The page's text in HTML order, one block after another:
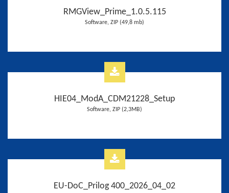
RMGView_Prime_1.0.5.115
Software, ZIP (49,8 mb)
HIE04_ModA_CDM21228_Setup
Software, ZIP (2,3MB)
EU-DoC_Prilog 400_2026_04_02